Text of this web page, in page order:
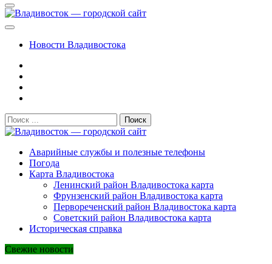
Новости Владивостока
Поиск:
Владивосток — городской сайт
Аварийные службы и полезные телефоны
Погода
Карта Владивостока
Ленинский район Владивостока карта
Фрунзенский район Владивостока карта
Первореченский район Владивостока карта
Советский район Владивостока карта
Историческая справка
Свежие новости